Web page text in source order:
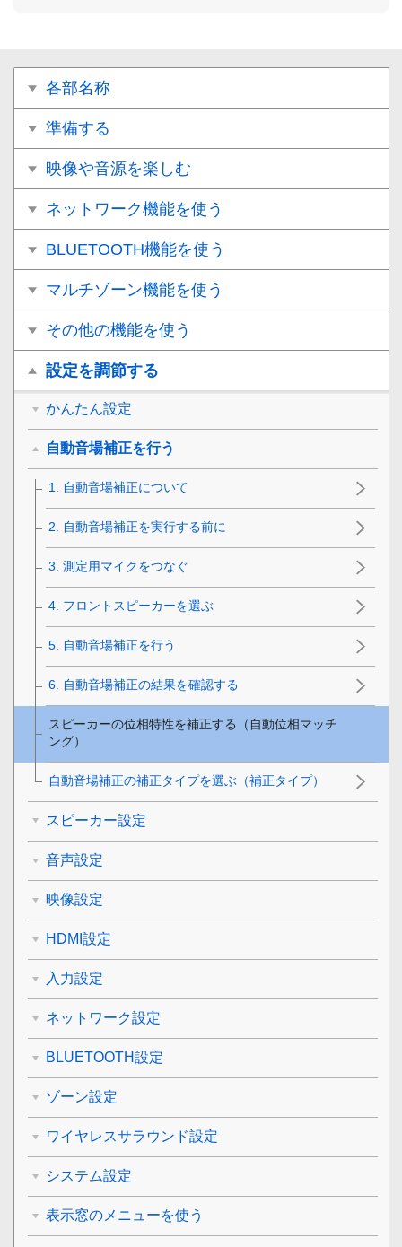
各部名称
準備する
映像や音源を楽しむ
ネットワーク機能を使う
BLUETOOTH機能を使う
マルチゾーン機能を使う
その他の機能を使う
設定を調節する
かんたん設定
自動音場補正を行う
1. 自動音場補正について
2. 自動音場補正を実行する前に
3. 測定用マイクをつなぐ
4. フロントスピーカーを選ぶ
5. 自動音場補正を行う
6. 自動音場補正の結果を確認する
スピーカーの位相特性を補正する（自動位相マッチ
ング）
自動音場補正の補正タイプを選ぶ（補正タイプ）
スピーカー設定
音声設定
映像設定
HDMI設定
入力設定
ネットワーク設定
BLUETOOTH設定
ゾーン設定
ワイヤレスサラウンド設定
システム設定
表示窓のメニューを使う